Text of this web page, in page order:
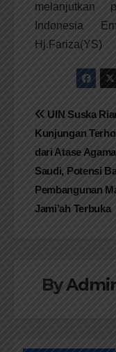
melanjutkan
Indonesia
Hj.Fariza(YS)
pos
UIN Suska
Kunjungan
dari Atase
Saudi, Potensi
Pembangunan
Jami’ah Terbuka
By